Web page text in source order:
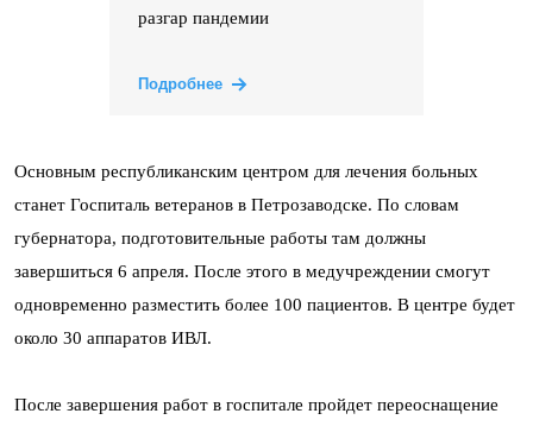
разгар пандемии
Подробнее
Основным республиканским центром для лечения больных
станет Госпиталь ветеранов в Петрозаводске. По словам
губернатора, подготовительные работы там должны
завершиться 6 апреля. После этого в медучреждении смогут
одновременно разместить более 100 пациентов. В центре будет
около 30 аппаратов ИВЛ.
После завершения работ в госпитале пройдет переоснащение